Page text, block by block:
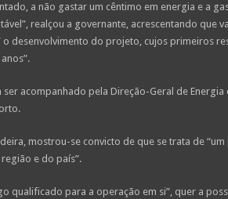
a não gastar um cêntimo em energia e a
realçou a governante, acrescentando que
o desenvolvimento do projeto, cujos primeiros
acompanhado pela Direção-Geral de Energia
mostrou-se convicto de que se trata de
e do país”.
qualificado para a operação em si”, quer a